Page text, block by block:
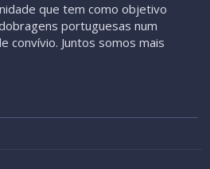
que tem como objetivo
portuguesas num
convívio. Juntos somos mais